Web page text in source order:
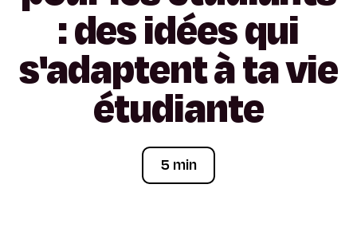
:desidéesqui
s'adaptentàtavie
étudiante
5 min